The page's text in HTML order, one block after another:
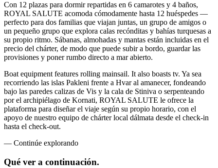
Con 12 plazas para dormir repartidas en 6 camarotes y 4 baños,
ROYAL SALUTE acomoda cómodamente hasta 12 huéspedes —
perfecto para dos familias que viajan juntas, un grupo de amigos o
un pequeño grupo que explora calas recónditas y bahías turquesas a
su propio ritmo. Sábanas, almohadas y mantas están incluidas en el
precio del chárter, de modo que puede subir a bordo, guardar las
provisiones y poner rumbo directo a mar abierto.
Boat equipment features rolling mainsail. It also boasts tv. Ya sea
recorriendo las islas Pakleni frente a Hvar al amanecer, fondeando
bajo las paredes calizas de Vis y la cala de Stiniva o serpenteando
por el archipiélago de Kornati, ROYAL SALUTE le ofrece la
plataforma para diseñar el viaje según su propio horario, con el
apoyo de nuestro equipo de chárter local dálmata desde el check-in
hasta el check-out.
— Continúe explorando
Qué ver a continuación.